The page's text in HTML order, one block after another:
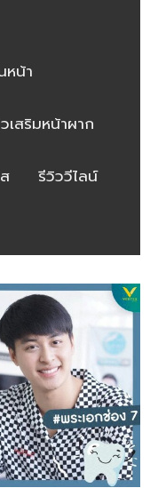
หน้า
เสริมหน้าผาก
รีวิววีไลน์